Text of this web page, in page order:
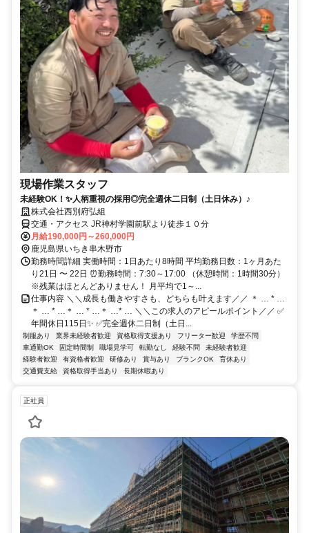
現場作業スタッフ
未経験OK！✨人柄重視の採用◎完全週休二日制（土日休み）♪
株式会社西別府弘組
交通・アクセス JR神村学園前駅より徒歩１０分
月給190,000円～260,000円
鹿児島県いちき串木野市
勤務時間詳細 実働時間：1日あたり8時間 平均勤務日数：1ヶ月あた
り21日 〜 22日 ⏰勤務時間：7:30～17:00 （休憩時間：1時間30分）
※残業はほとんどありません！ 月平均で1～...
仕事内容 ＼＼成長も働きやすさも、どちらも叶えます／／ ＊ … * …
＊ … * …＊ … * …＊ …* … ＼＼この求人のアピールポイント／／ ✅
年間休日115日✨ ✅完全週休二日制（土日...
制服あり 業界未経験者歓迎 資格取得支援あり フリーター歓迎
学歴不問
車通勤OK
固定時間制 職場見学可 転勤なし 経験不問
未経験者歓迎
経験者歓迎
有資格者歓迎 研修あり 賞与あり ブランクOK
育休あり
交通費支給
資格取得手当あり 長期休暇あり
正社員